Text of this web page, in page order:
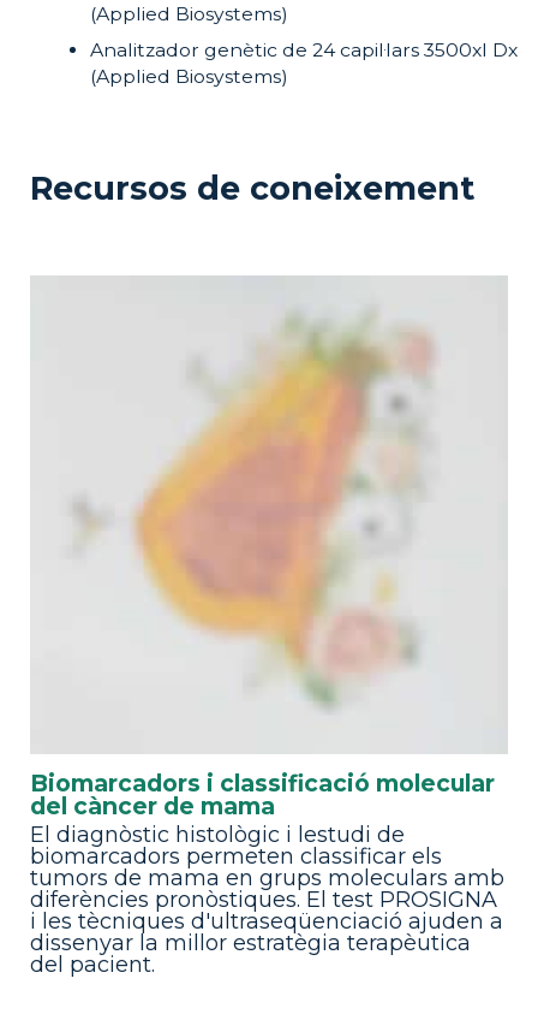
(Applied Biosystems)
Analitzador genètic de 24 capil·lars 3500xl Dx
(Applied Biosystems)
Recursos de coneixement
Biomarcadors i classificació molecular
del càncer de mama
El diagnòstic histològic i lestudi de
biomarcadors permeten classificar els
tumors de mama en grups moleculars amb
diferències pronòstiques. El test PROSIGNA
i les tècniques d'ultraseqüenciació ajuden a
dissenyar la millor estratègia terapèutica
del pacient.